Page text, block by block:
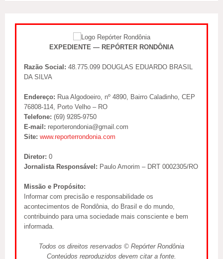
EXPEDIENTE — REPÓRTER RONDÔNIA
Razão Social: 48.775.099 DOUGLAS EDUARDO BRASIL
DA SILVA
Endereço: Rua Algodoeiro, nº 4890, Bairro Caladinho, CEP
76808-114, Porto Velho – RO
Telefone: (69) 9285-9750
E-mail: reporterondonia@gmail.com
Site: www.reporterrondonia.com
Diretor: 0
Jornalista Responsável: Paulo Amorim – DRT 0002305/RO
Missão e Propósito:
Informar com precisão e responsabilidade os
acontecimentos de Rondônia, do Brasil e do mundo,
contribuindo para uma sociedade mais consciente e bem
informada.
Todos os direitos reservados © Repórter Rondônia
Conteúdos reproduzidos devem citar a fonte.